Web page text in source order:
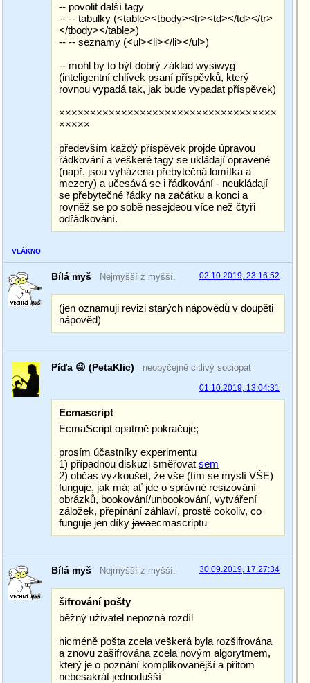
-- povolit další tagy
-- -- tabulky (<table><tbody><tr><td></td></tr>
</tbody></table>)
-- -- seznamy (<ul><li></li></ul>)
-- mohl by to být dobrý základ wysiwyg
(inteligentní chlívek psaní příspěvků, který
rovnou vypadá tak, jak bude vypadat příspěvek)
×××××××××××××××××××××××××××××××××××
×××××
především každý příspěvek projde úpravou
řádkování a veškeré tagy se ukládají opravené
(např. jsou vyházena přebytečná lomítka a
mezery) a učesává se i řádkování - neukládají
se přebytečné řádky na začátku a konci a
rovněž se po sobě nesejdeou více než čtyři
odřádkování.
VLÁKNO
Bílá myš Nejmyšší z myšší. 02.10.2019, 23:16:52
(jen oznamuji revizi starých nápovědů v doupěti
nápověd)
Píďa 😜 (PetaKlic) neobyčejně citlivý sociopat
01.10.2019, 13:04:31
Ecmascript
EcmaScript opatrně pokračuje;
prosím účastníky experimentu
1) případnou diskuzi směřovat sem
2) občas vyzkoušet, že vše (tím se myslí VŠE)
funguje, jak má; ať jde o správné resizování
obrázků, bookování/unbookování, vytváření
záložek, přepínání záhlaví, prostě cokoliv, co
funguje jen díky javaecmascriptu
Bílá myš Nejmyšší z myšší. 30.09.2019, 17:27:34
šifrování pošty
běžný uživatel nepozná rozdíl
nicméně pošta zcela veškerá byla rozšifrována
a znovu zašifrována zcela novým algorytmem,
který je o poznání komplikovanější a přitom
nebesakrát jednodušší